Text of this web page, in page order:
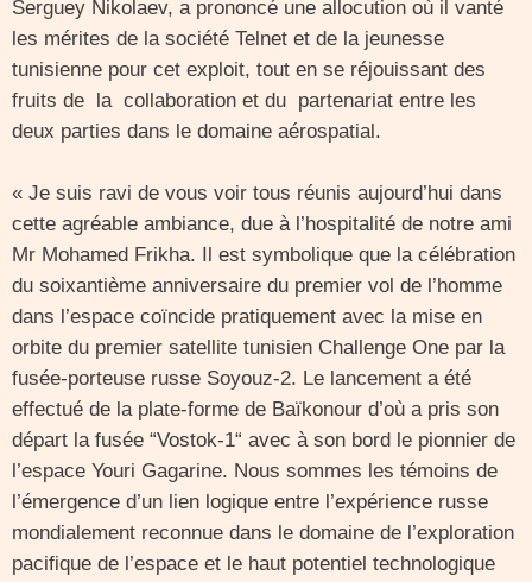
Serguey Nikolaev, a prononcé une allocution où il vanté
les mérites de la société Telnet et de la jeunesse
tunisienne pour cet exploit, tout en se réjouissant des
fruits de la collaboration et du partenariat entre les
deux parties dans le domaine aérospatial.
« Je suis ravi de vous voir tous réunis aujourd’hui dans
cette agréable ambiance, due à l’hospitalité de notre ami
Mr Mohamed Frikha. Il est symbolique que la célébration
du soixantième anniversaire du premier vol de l’homme
dans l’espace coïncide pratiquement avec la mise en
orbite du premier satellite tunisien Challenge One par la
fusée-porteuse russe Soyouz-2. Le lancement a été
effectué de la plate-forme de Baïkonour d’où a pris son
départ la fusée “Vostok-1“ avec à son bord le pionnier de
l’espace Youri Gagarine. Nous sommes les témoins de
l’émergence d’un lien logique entre l’expérience russe
mondialement reconnue dans le domaine de l’exploration
pacifique de l’espace et le haut potentiel technologique